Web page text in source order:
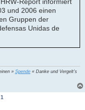
und 2006 einen
Gruppen der
Unidas de
» Spende« Danke und Vergelt's
1